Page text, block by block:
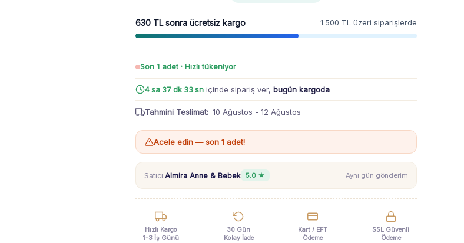
Son 1 adet · Hızlı tükeniyor
Tahmini Teslimat: 10 Ağustos - 12 Ağustos
Acele edin — son 1 adet!
Cep
Detaylı
Kot
Elbise
-
Kapşonlu
Uzun
Kollu
-
Sweatli
Elbise
Takım
adet
630 TL sonra ücretsiz kargo 1.500 TL üzeri siparişlerde
4 sa 37 dk 31 sniçinde sipariş ver, bugün kargoda
Satıcı:Almira Anne & Bebek 5.0 ★ Aynı gün gönderim
Hızlı Kargo
1-3 İş Günü
30 Gün
Kolay İade
Kart / EFT
Ödeme
SSL Güvenli
Ödeme